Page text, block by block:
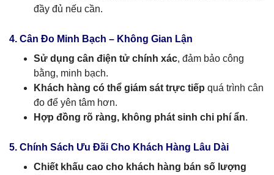
đầy đủ nếu cần.
4. Cân Đo Minh Bạch – Không Gian Lận
Sử dụng cân điện tử chính xác, đảm bảo công
bằng, minh bạch.
Khách hàng có thể giám sát trực tiếp quá trình cân
đo để yên tâm hơn.
Hợp đồng rõ ràng, không phát sinh chi phí ẩn.
5. Chính Sách Ưu Đãi Cho Khách Hàng Lâu Dài
Chiết khấu cao cho khách hàng bán số lượng